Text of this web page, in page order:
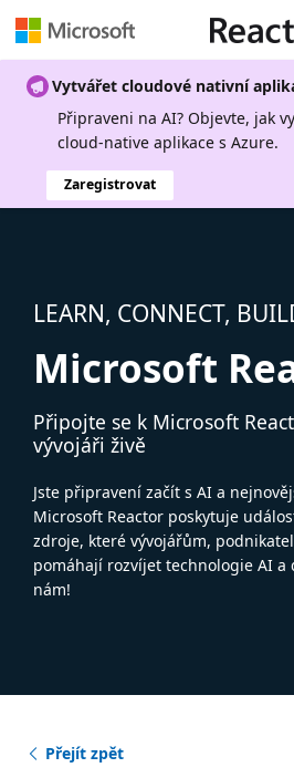
Vytvářet cloudové nativní
Připraveni na AI? Objevte, jak
cloud-native aplikace s Azure.
Zaregistrovat
LEARN, CONNECT,
Microsoft
Připojte se k Microsoft
vývojáři živě
Jste připravení začít s AI a
Microsoft Reactor poskytuje
zdroje, které vývojářům,
pomáhají rozvíjet technologie AI a
nám!
Přejít zpět